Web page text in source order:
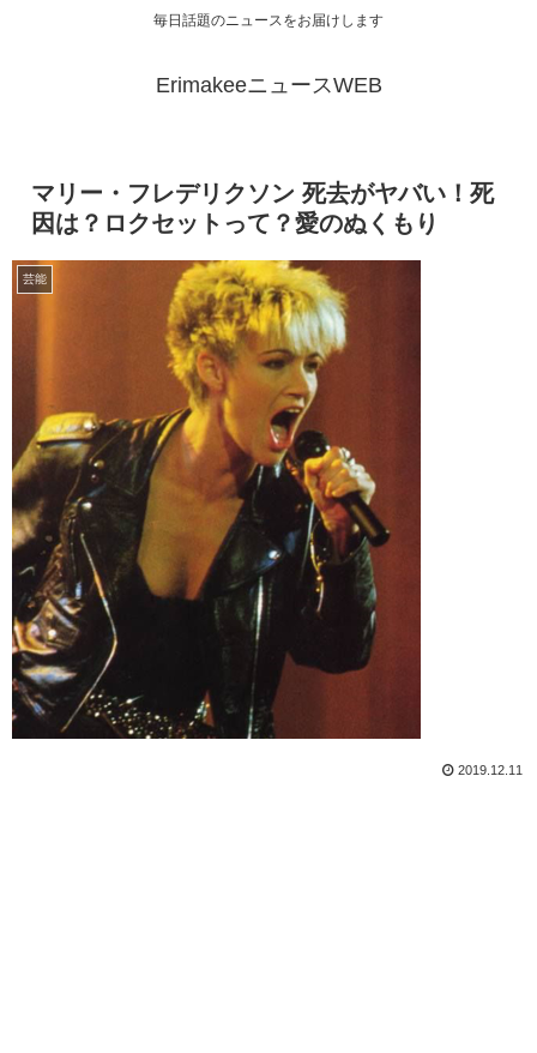
毎日話題のニュースをお届けします
ErimakeeニュースWEB
マリー・フレデリクソン 死去がヤバい！死
因は？ロクセットって？愛のぬくもり
芸能
2019.12.11